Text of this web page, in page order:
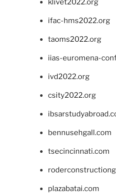
klivet2022.org
ifac-hms2022.org
taoms2022.org
iias-euromena-
ivd2022.org
csity2022.org
bennusehgall.com
tsecincinnati.com
plazabatai.com